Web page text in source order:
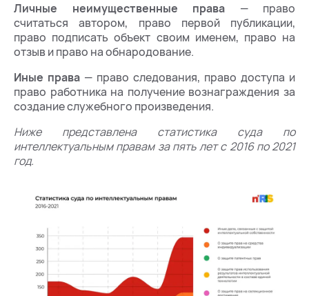
Личные неимущественные права — право
считаться автором, право первой публикации,
право подписать объект своим именем, право на
отзыв и право на обнародование.
Иные права — право следования, право доступа и
право работника на получение вознаграждения за
создание служебного произведения.
Ниже представлена статистика суда по
интеллектуальным правам за пять лет с 2016 по 2021
год.